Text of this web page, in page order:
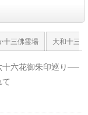
十三佛霊場 大和十三
十六花御朱印巡り──